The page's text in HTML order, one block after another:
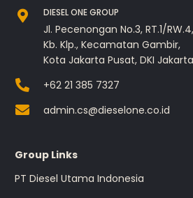
DIESEL ONE GROUP
Jl. Pecenongan No.3, RT.1/RW.4,
Kb. Klp., Kecamatan Gambir,
Kota Jakarta Pusat, DKI Jakarta
+62 21 385 7327
admin.cs@dieselone.co.id
Group Links
PT Diesel Utama Indonesia